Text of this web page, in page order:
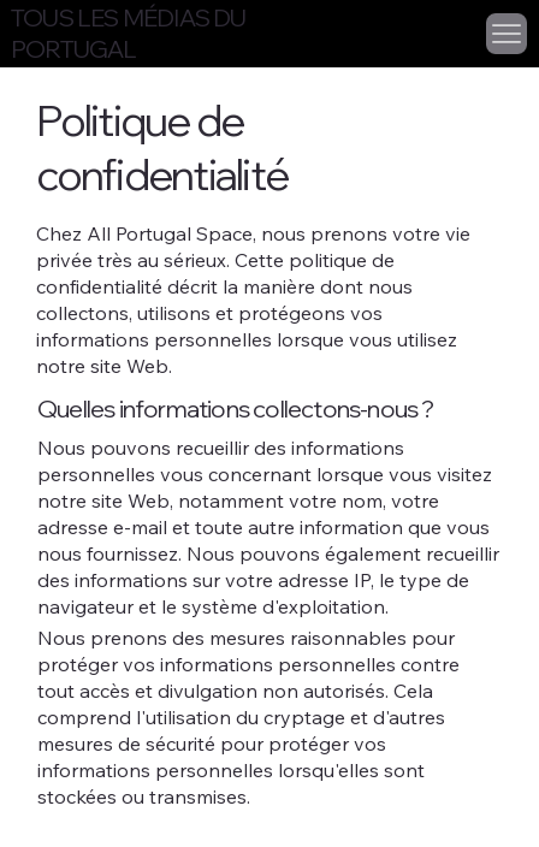
TOUS LES MÉDIAS DU
PORTUGAL
Politique de
confidentialité
Chez All Portugal Space, nous prenons votre vie
privée très au sérieux. Cette politique de
confidentialité décrit la manière dont nous
collectons, utilisons et protégeons vos
informations personnelles lorsque vous utilisez
notre site Web.
Quelles informations collectons-nous ?
Nous pouvons recueillir des informations
personnelles vous concernant lorsque vous visitez
notre site Web, notamment votre nom, votre
adresse e-mail et toute autre information que vous
nous fournissez. Nous pouvons également recueillir
des informations sur votre adresse IP, le type de
navigateur et le système d'exploitation.
Nous prenons des mesures raisonnables pour
protéger vos informations personnelles contre
tout accès et divulgation non autorisés. Cela
comprend l'utilisation du cryptage et d'autres
mesures de sécurité pour protéger vos
informations personnelles lorsqu'elles sont
stockées ou transmises.